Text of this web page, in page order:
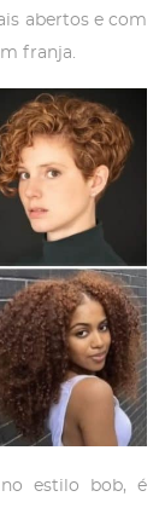
abertos e com
franja.
estilo bob, é